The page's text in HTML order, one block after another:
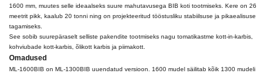
1600 mm, muutes selle ideaalseks suure mahutavusega BIB koti tootmiseks. Kere on 26
meetrit pikk, kaalub 20 tonni ning on projekteeritud tööstusliku stabiilsuse ja pikaealisuse
tagamiseks.
See sobib suurepäraselt selliste pakendite tootmiseks nagu tomatikastme kott-in-karbis,
kohviubade kott-karbis, õlikott karbis ja piimakott.
Omadused
ML-1600BIB on ML-1300BIB uuendatud versioon. 1600 mudel säilitab kõik 1300 mudeli